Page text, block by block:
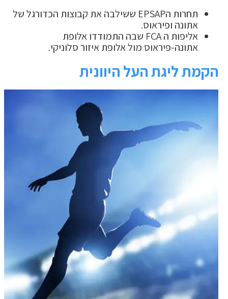
תחרות הEPSAP ששילבה את קבוצות הכדורגל של
אתונה ופיראוס.
אליפות ה FCA שבה התמודדו אלופת
אתונה-פיראוס מול אלופת איזור סלוניקי.
הקמת ליגת העל היוונית